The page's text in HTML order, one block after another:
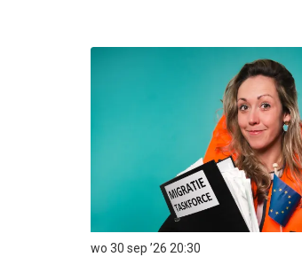
wo 30 sep ’26 20:30